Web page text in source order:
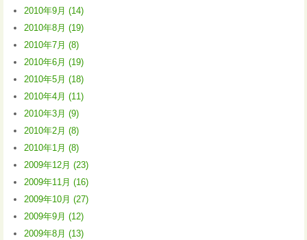
2010年9月 (14)
2010年8月 (19)
2010年7月 (8)
2010年6月 (19)
2010年5月 (18)
2010年4月 (11)
2010年3月 (9)
2010年2月 (8)
2010年1月 (8)
2009年12月 (23)
2009年11月 (16)
2009年10月 (27)
2009年9月 (12)
2009年8月 (13)